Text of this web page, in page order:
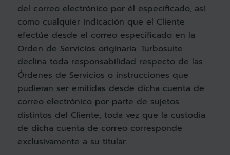
del correo electrónico por él especificado, así
como cualquier indicación que el Cliente
efectúe desde el correo especificado en la
Orden de Servicios originaria. Turbosuite
declina toda responsabilidad respecto de las
Órdenes de Servicios o instrucciones que
pudieran ser emitidas desde dicha cuenta de
correo electrónico por parte de sujetos
distintos del Cliente, toda vez que la custodia
de dicha cuenta de correo corresponde
exclusivamente a su titular.